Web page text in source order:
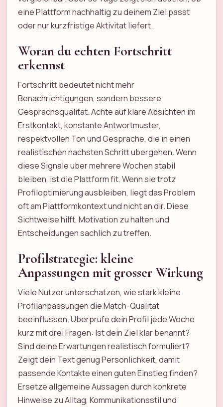
eine Plattform nachhaltig zu deinem Ziel passt
oder nur kurzfristige Aktivitat liefert.
Woran du echten Fortschritt
erkennst
Fortschritt bedeutet nicht mehr
Benachrichtigungen, sondern bessere
Gesprachsqualitat. Achte auf klare Absichten im
Erstkontakt, konstante Antwortmuster,
respektvollen Ton und Gesprache, die in einen
realistischen nachsten Schritt ubergehen. Wenn
diese Signale uber mehrere Wochen stabil
bleiben, ist die Plattform fit. Wenn sie trotz
Profiloptimierung ausbleiben, liegt das Problem
oft am Plattformkontext und nicht an dir. Diese
Sichtweise hilft, Motivation zu halten und
Entscheidungen sachlich zu treffen.
Profilstrategie: kleine
Anpassungen mit grosser Wirkung
Viele Nutzer unterschatzen, wie stark kleine
Profilanpassungen die Match-Qualitat
beeinflussen. Uberprufe dein Profil jede Woche
kurz mit drei Fragen: Ist dein Ziel klar benannt?
Sind deine Erwartungen realistisch formuliert?
Zeigt dein Text genug Personlichkeit, damit
passende Kontakte einen guten Einstieg finden?
Ersetze allgemeine Aussagen durch konkrete
Hinweise zu Alltag, Kommunikationsstil und